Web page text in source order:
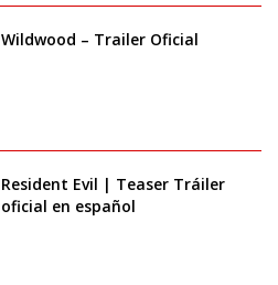
Wildwood – Trailer Oficial
Resident Evil | Teaser Tráiler
oficial en español